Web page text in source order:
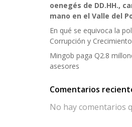
oenegés de DD.HH.,
mano en el Valle del
En qué se equivoca la
Corrupción y Crecimiento
Mingob paga Q2.8
asesores
Comentarios
No hay comentarios